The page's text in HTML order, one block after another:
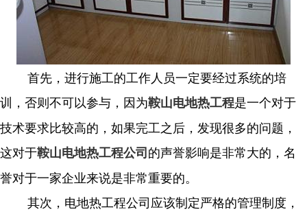
首先，进行施工的工作人员一定要经过系统的培
训，否则不可以参与，因为鞍山电地热工程是一个对于
技术要求比较高的，如果完工之后，发现很多的问题，
这对于鞍山电地热工程公司的声誉影响是非常大的，名
誉对于一家企业来说是非常重要的。
其次，电地热工程公司应该制定严格的管理制度，